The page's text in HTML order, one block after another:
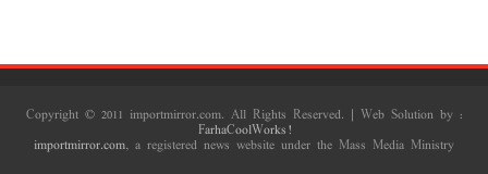
Copyright © 2011 importmirror.com. All Rights Reserved. | Web Solution by :
FarhaCoolWorks!
importmirror.com, a registered news website under the Mass Media Ministry